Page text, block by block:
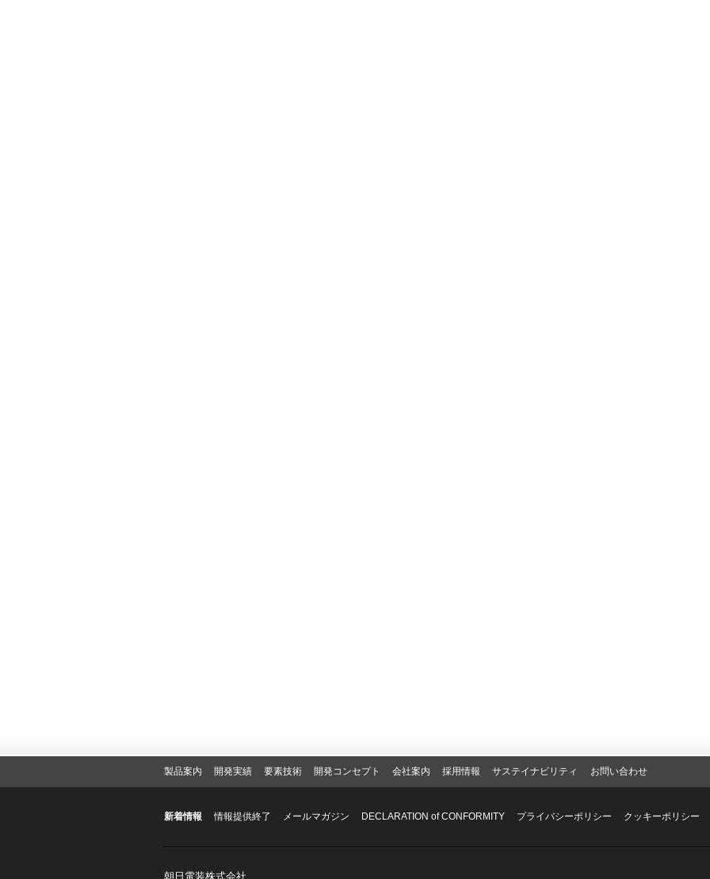
製品案内 開発実績 要素技術 開発コンセプト 会社案内 採用情報 サステイナビリティ お問い合わせ
新着情報 情報提供終了 メールマガジン DECLARATION of CONFORMITY プライバシーポリシー クッキーポリシー
朝日電装株式会社